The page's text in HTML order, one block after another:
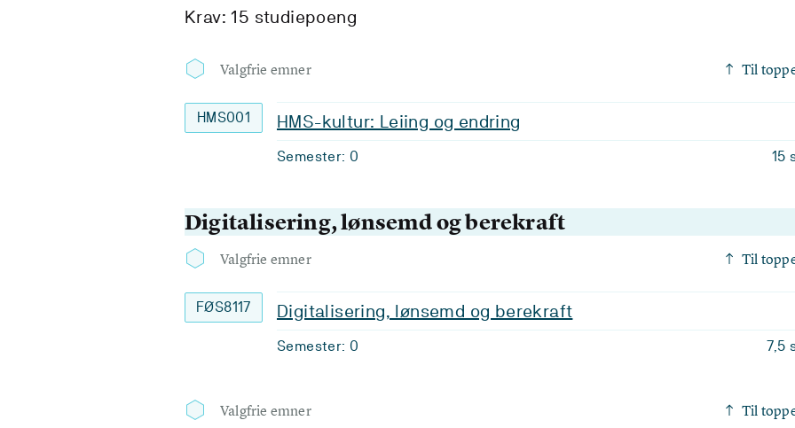
Krav: 15 studiepoeng
Valgfrie emner Til
HMS001 HMS-kultur: Leiing og endring
Semester: 0 15
Digitalisering, lønsemd og berekraft
Valgfrie emner Til
FØS8117 Digitalisering, lønsemd og berekraft
Semester: 0 7,5
Valgfrie emner Til